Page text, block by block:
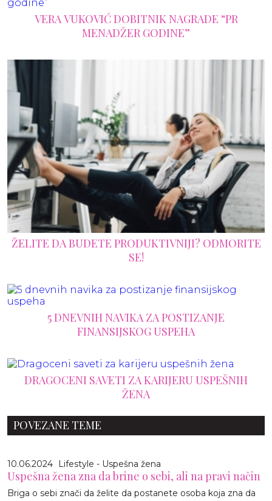
VERA VUKOVIĆ DOBITNIK NAGRADE “PR
MENADŽER GODINE”
ŽELITE DA BUDETE PRODUKTIVNIJI? ODMORITE
SE!
5 DNEVNIH NAVIKA ZA POSTIZANJE
FINANSIJSKOG USPEHA
DRAGOCENI SAVETI ZA KARIJERU USPEŠNIH
ŽENA
POVEZANE TEME
10.06.2024 Lifestyle - Uspešna žena
Uspešna žena zna da brine o sebi, ali na pravi način
Briga o sebi znači da želite da postanete osoba koja zna da